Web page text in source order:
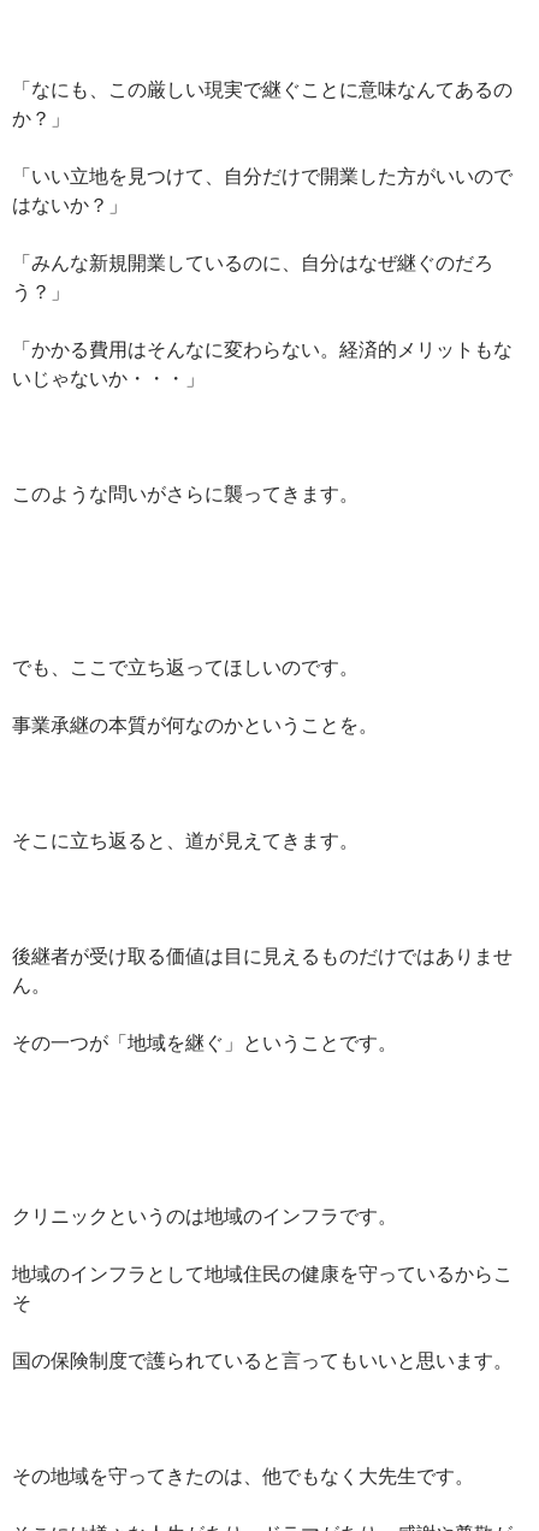
「なにも、この厳しい現実で継ぐことに意味なんてあるの
か？」
「いい立地を見つけて、自分だけで開業した方がいいので
はないか？」
「みんな新規開業しているのに、自分はなぜ継ぐのだろ
う？」
「かかる費用はそんなに変わらない。経済的メリットもな
いじゃないか・・・」
このような問いがさらに襲ってきます。
でも、ここで立ち返ってほしいのです。
事業承継の本質が何なのかということを。
そこに立ち返ると、道が見えてきます。
後継者が受け取る価値は目に見えるものだけではありませ
ん。
その一つが「地域を継ぐ」ということです。
クリニックというのは地域のインフラです。
地域のインフラとして地域住民の健康を守っているからこ
そ
国の保険制度で護られていると言ってもいいと思います。
その地域を守ってきたのは、他でもなく大先生です。